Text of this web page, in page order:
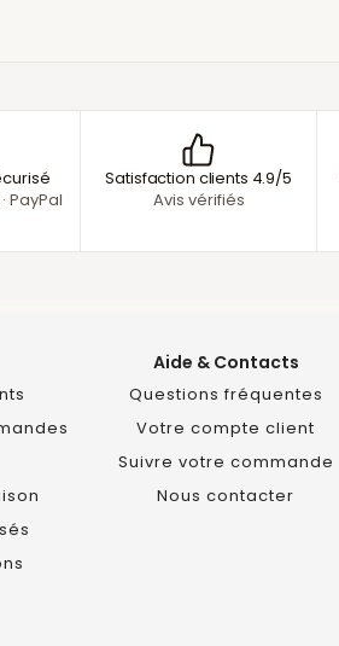
PayPal
Satisfaction clients 4.9/5
Avis vérifiés
Aide & Contacts
Questions fréquentes
Votre compte client
Suivre votre commande
Nous contacter